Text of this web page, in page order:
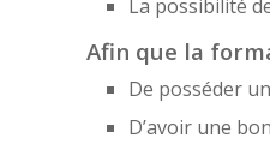
La possibilité
Afin que la
De posséder
D’avoir une